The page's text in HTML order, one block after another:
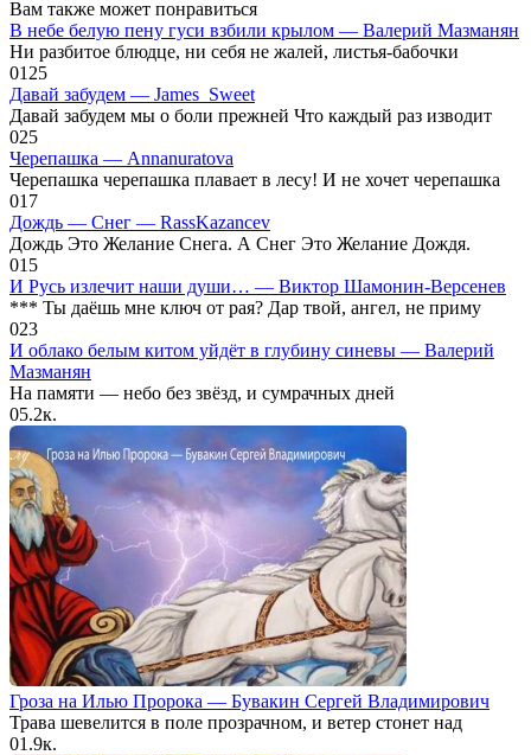
Вам также может понравиться
В небе белую пену гуси взбили крылом — Валерий Мазманян
Ни разбитое блюдце, ни себя не жалей, листья-бабочки
0125
Давай забудем — James_Sweet
Давай забудем мы о боли прежней Что каждый раз изводит
025
Черепашка — Annanuratova
Черепашка черепашка плавает в лесу! И не хочет черепашка
017
Дождь — Снег — RassKazancev
Дождь Это Желание Снега. А Снег Это Желание Дождя.
015
И Русь излечит наши души… — Виктор Шамонин-Версенев
*** Ты даёшь мне ключ от рая? Дар твой, ангел, не приму
023
И облако белым китом уйдёт в глубину синевы — Валерий
Мазманян
На памяти — небо без звёзд, и сумрачных дней
05.2к.
Гроза на Илью Пророка — Бувакин Сергей Владимирович
Трава шевелится в поле прозрачном, и ветер стонет над
01.9к.